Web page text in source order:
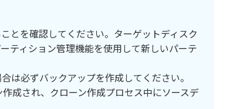
とを確認してください。ターゲットディスク
ティション管理機能を使用して新しいパーテ
は必ずバックアップを作成してください。
成され、クローン作成プロセス中にソースデ